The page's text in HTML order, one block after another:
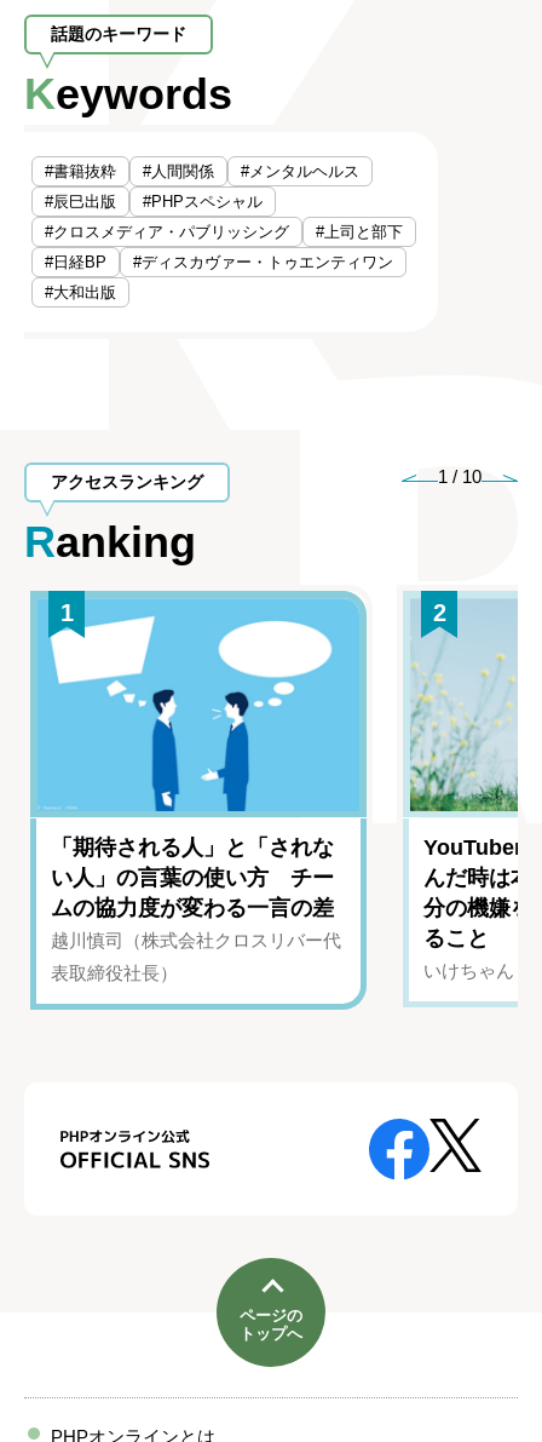
話題のキーワード
Keywords
#書籍抜粋 #人間関係
#メンタルヘルス
#辰巳出版
#PHPスペシャル
#クロスメディア・パブリッシング
#上司と部下
#日経BP
#ディスカヴァー・トゥエンティワン
#大和出版
アクセスランキング
Ranking
1 / 10
1
「期待される人」と「されな
い人」の言葉の使い方 チー
ムの協力度が変わる一言の差
越川慎司（株式会社クロスリバー代
表取締役社長）
2
YouTuber
んだ時は
分の機嫌を
ること
いけちゃん（
ページの
トップへ
PHPオンラインとは